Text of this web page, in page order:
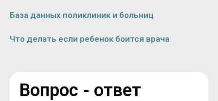
База данных поликлиник и больниц
Что делать если ребенок боится врача
Вопрос - ответ